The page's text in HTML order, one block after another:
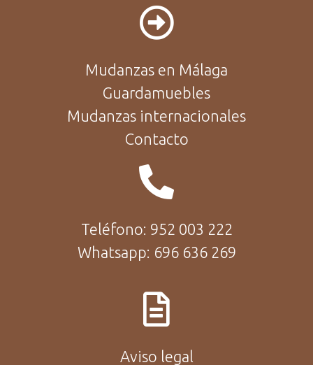
Mudanzas en Málaga
Guardamuebles
Mudanzas internacionales
Contacto
Teléfono: 952 003 222
Whatsapp: 696 636 269
Aviso legal